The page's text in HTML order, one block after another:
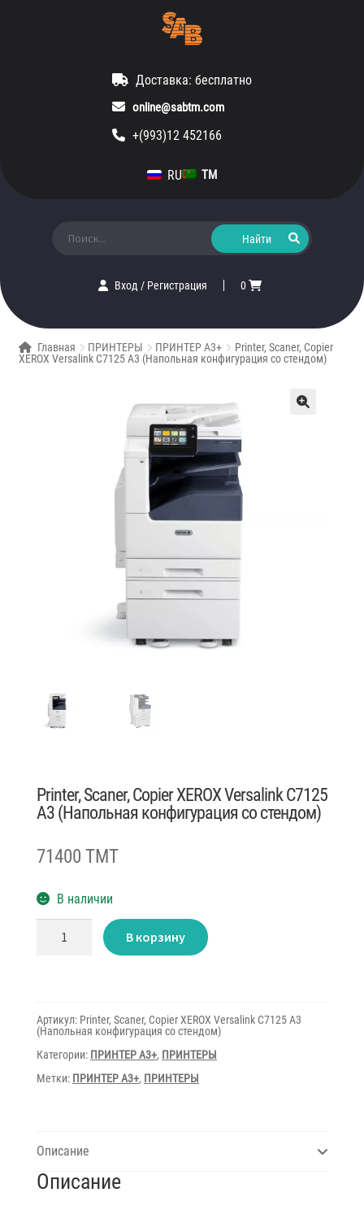
Доставка: бесплатно
online@sabtm.com
+(993)12 452166
RU TM
Вход/ Регистрация 0
Главная ПРИНТЕРЫ ПРИНТЕР A3+
Printer, Scaner, Copier
XEROX Versalink C7125 A3 (Напольная конфигурация со стендом)
Printer, Scaner, Copier XEROX Versalink C7125
A3 (Напольная конфигурация со стендом)
71400 TMT
В наличии
Количество
товара
C7125
A3
(Напольная
конфигурация
стендом)
В корзину
Артикул: Printer, Scaner, Copier XEROX Versalink C7125 A3
(Напольная конфигурация со стендом)
Категории: ПРИНТЕР A3+, ПРИНТЕРЫ
Метки: ПРИНТЕР A3+, ПРИНТЕРЫ
Описание
Описание